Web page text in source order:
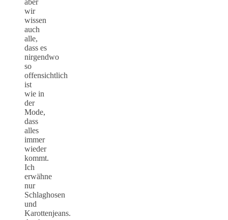
wir
wissen
auch
alle,
dass es
nirgendwo
so
offensichtlich
ist
wie in
der
Mode,
dass
alles
immer
wieder
kommt.
Ich
erwähne
nur
Schlaghosen
und
Karottenjeans.